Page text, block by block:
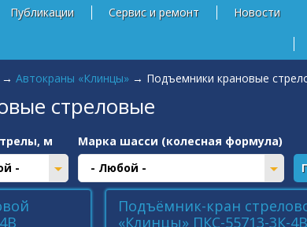
Публикации Сервис и ремонт Новости
→ Автокраны «Клинцы» → Подъемники крановые
стреловые
м
-
Марка шасси (колесная формула)
- Любой -
Подъёмник-кран
«Клинцы» ПКС-55713-3К-4В